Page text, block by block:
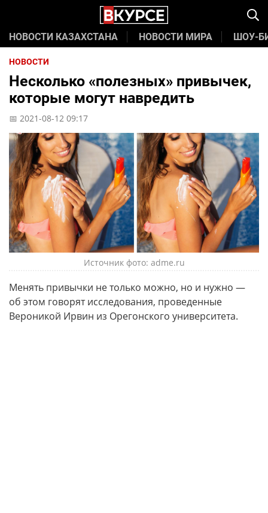
НОВОСТИ КАЗАХСТАНА НОВОСТИ МИРА ШОУ-
НОВОСТИ
Несколько «полезных» привычек,
которые могут навредить
📅 2021-08-12 09:17
Источник фото: adme.ru
Менять привычки не только можно, но и нужно —
об этом говорят исследования, проведенные
Вероникой Ирвин из Орегонского университета.